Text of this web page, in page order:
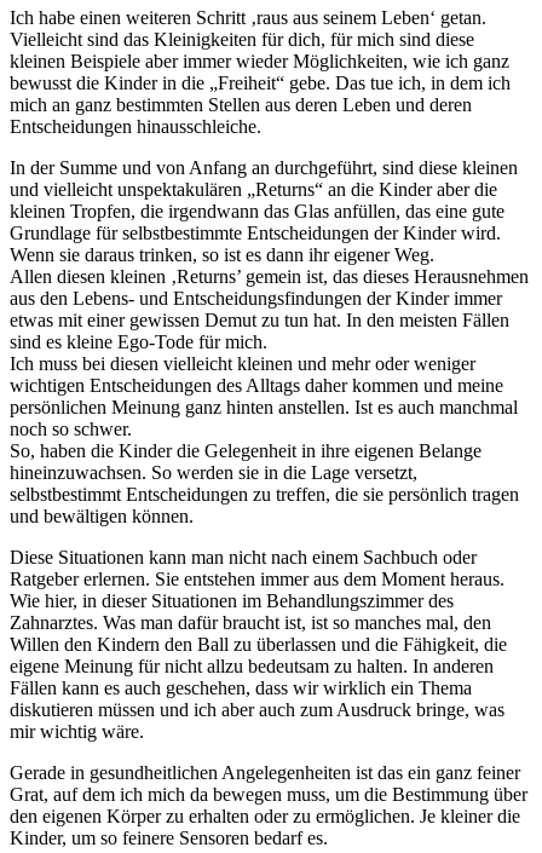
Ich habe einen weiteren Schritt ‚raus aus seinem Leben‘ getan.
Vielleicht sind das Kleinigkeiten für dich, für mich sind diese
kleinen Beispiele aber immer wieder Möglichkeiten, wie ich ganz
bewusst die Kinder in die „Freiheit“ gebe. Das tue ich, in dem ich
mich an ganz bestimmten Stellen aus deren Leben und deren
Entscheidungen hinausschleiche.
In der Summe und von Anfang an durchgeführt, sind diese kleinen
und vielleicht unspektakulären „Returns“ an die Kinder aber die
kleinen Tropfen, die irgendwann das Glas anfüllen, das eine gute
Grundlage für selbstbestimmte Entscheidungen der Kinder wird.
Wenn sie daraus trinken, so ist es dann ihr eigener Weg.
Allen diesen kleinen ‚Returns’ gemein ist, das dieses Herausnehmen
aus den Lebens- und Entscheidungsfindungen der Kinder immer
etwas mit einer gewissen Demut zu tun hat. In den meisten Fällen
sind es kleine Ego-Tode für mich.
Ich muss bei diesen vielleicht kleinen und mehr oder weniger
wichtigen Entscheidungen des Alltags daher kommen und meine
persönlichen Meinung ganz hinten anstellen. Ist es auch manchmal
noch so schwer.
So, haben die Kinder die Gelegenheit in ihre eigenen Belange
hineinzuwachsen. So werden sie in die Lage versetzt,
selbstbestimmt Entscheidungen zu treffen, die sie persönlich tragen
und bewältigen können.
Diese Situationen kann man nicht nach einem Sachbuch oder
Ratgeber erlernen. Sie entstehen immer aus dem Moment heraus.
Wie hier, in dieser Situationen im Behandlungszimmer des
Zahnarztes. Was man dafür braucht ist, ist so manches mal, den
Willen den Kindern den Ball zu überlassen und die Fähigkeit, die
eigene Meinung für nicht allzu bedeutsam zu halten. In anderen
Fällen kann es auch geschehen, dass wir wirklich ein Thema
diskutieren müssen und ich aber auch zum Ausdruck bringe, was
mir wichtig wäre.
Gerade in gesundheitlichen Angelegenheiten ist das ein ganz feiner
Grat, auf dem ich mich da bewegen muss, um die Bestimmung über
den eigenen Körper zu erhalten oder zu ermöglichen. Je kleiner die
Kinder, um so feinere Sensoren bedarf es.